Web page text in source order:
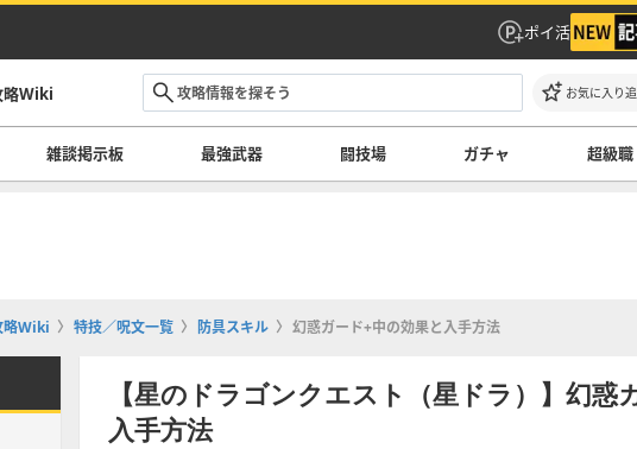
ポイ活
略Wiki お気に入り
雑談掲示板 最強武器 闘技場 ガチャ 超級職
略Wiki 特技／呪文一覧 防具スキル 幻惑ガード+中の効果と入手方法
【星のドラゴンクエスト（星ドラ）】幻惑
入手方法